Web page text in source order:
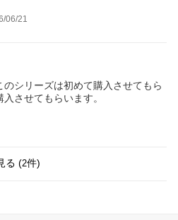
06/21
シリーズは初めて購入させてもら
させてもらいます。
る (2件)